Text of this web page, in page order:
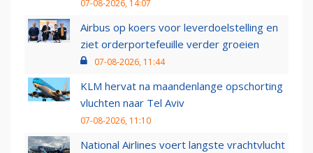
07-08-2026, 14:07
Airbus op koers voor leverdoelstelling en
ziet orderportefeuille verder groeien
07-08-2026, 11:44
KLM hervat na maandenlange opschorting
vluchten naar Tel Aviv
07-08-2026, 11:10
National Airlines voert langste vrachtvlucht